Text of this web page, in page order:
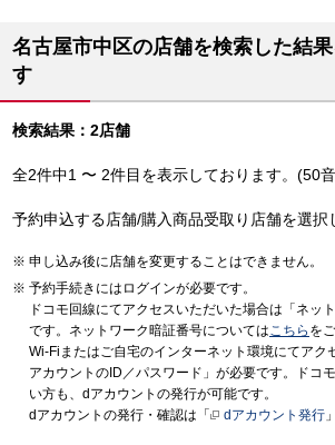
名古屋市中区の店舗を検索した結
す
検索結果：2店舗
全2件中1 〜 2件目を表示しております。(50
予約申込する店舗/購入商品受取り店舗を選択
申し込み後に店舗を変更することはできません。
予約手続きにはログインが必要です。
ドコモ回線にてアクセスいただいた場合は「ネッ
です。ネットワーク暗証番号についてはこちら を
Wi-Fiまたはご自宅のインターネット環境にてアク
アカウントのID／パスワード」が必要です。ドコ
い方も、dアカウントの発行が可能です。
dアカウントの発行・確認は「
dアカウント発行